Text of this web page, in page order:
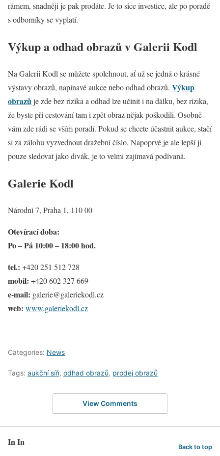
rámem, snadněji je pak prodáte. Je to sice investice, ale po poradě
s odborníky se vyplatí.
Výkup a odhad obrazů v Galerii Kodl
Na Galerii Kodl se můžete spolehnout, ať už se jedná o krásné
výstavy obrazů, napínavé aukce nebo odhad obrazů. Výkup
obrazůje zde bez rizika a odhad lze učinit i na dálku, bez rizika,
že byste při cestování tam i zpět obraz nějak poškodili. Osobně
vám zde rádi se vším poradí. Pokud se chcete účastnit aukce, stačí
si za zálohu vyzvednout dražební číslo. Napoprvé je ale lepší ji
pouze sledovat jako divák, je to velmi zajímavá podívaná.
Galerie Kodl
Národní 7, Praha 1, 110 00
Otevírací doba:
Po – Pá 10:00 – 18:00 hod.
tel.: +420 251 512 728
mobil: +420 602 327 669
e-mail: galerie@galeriekodl.cz
web: www.galeriekodl.cz
Categories: News
Tags: aukční síň, odhad obrazů, prodej obrazů
View Comments
In In Back to top